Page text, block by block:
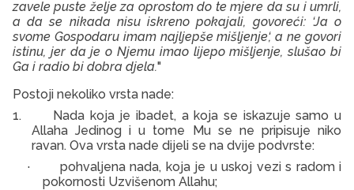
zavele puste želje za oprostom do te mjere da su i umrli,
a da se nikada nisu iskreno pokajali, govoreći: ‘Ja o
svome Gospodaru imam najljepše mišljenje‘, a ne govori
istinu, jer da je o Njemu imao lijepo mišljenje, slušao bi
Ga i radio bi dobra djela."
Postoji nekoliko vrsta nade:
1. Nada koja je ibadet, a koja se iskazuje samo u
Allaha Jedinog i u tome Mu se ne pripisuje niko
ravan. Ova vrsta nade dijeli se na dvije podvrste:
·pohvaljena nada, koja je u uskoj vezi s radom i
pokornosti Uzvišenom Allahu;